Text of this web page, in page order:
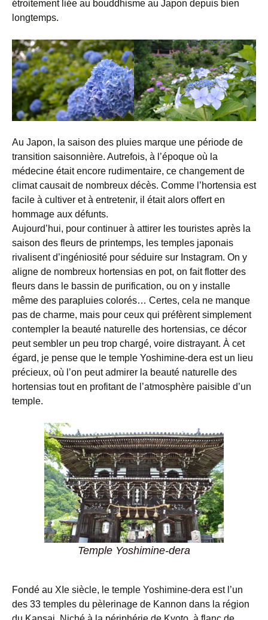
étroitement liée au bouddhisme au Japon depuis bien
longtemps.
Au Japon, la saison des pluies marque une période de
transition saisonnière. Autrefois, à l’époque où la
médecine était encore rudimentaire, ce changement de
climat causait de nombreux décès. Comme l’hortensia est
facile à cultiver et à entretenir, il était alors offert en
hommage aux défunts.
Aujourd’hui, pour continuer à attirer les touristes après la
saison des fleurs de printemps, les temples japonais
rivalisent d’ingéniosité pour séduire sur Instagram. On y
aligne de nombreux hortensias en pot, on fait flotter des
fleurs dans le bassin de purification, ou on y installe
même des parapluies colorés… Certes, cela ne manque
pas de charme, mais pour ceux qui préfèrent simplement
contempler la beauté naturelle des hortensias, ce décor
peut sembler un peu trop chargé, voire distrayant. À cet
égard, je pense que le temple Yoshimine-dera est un lieu
précieux, où l’on peut admirer la beauté naturelle des
hortensias tout en profitant de l’atmosphère paisible d’un
temple.
Temple Yoshimine-dera
Fondé au XIe siècle, le temple Yoshimine-dera est l’un
des 33 temples du pèlerinage de Kannon dans la région